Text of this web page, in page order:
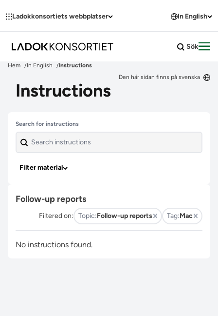
Ladokkonsortiets webbplatser In English
Sök
Hem In English
Instructions
Den här sidan finns på svenska
Instructions
Skip past filters
Search for instructions
Filter material
Follow-up reports
Filtered on: Topic:Follow-up reports Tag:Mac
No instructions found.